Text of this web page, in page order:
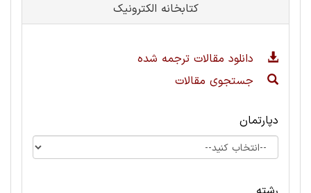
کتابخانه الکترونیک
دانلود مقالات ترجمه شده
جستجوی مقالات
دپارتمان